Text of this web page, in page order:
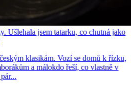
Ušlehala jsem tatarku, co chutná jako
klasikám. Vozí se domů k řízku,
a málokdo řeší, co vlastně v